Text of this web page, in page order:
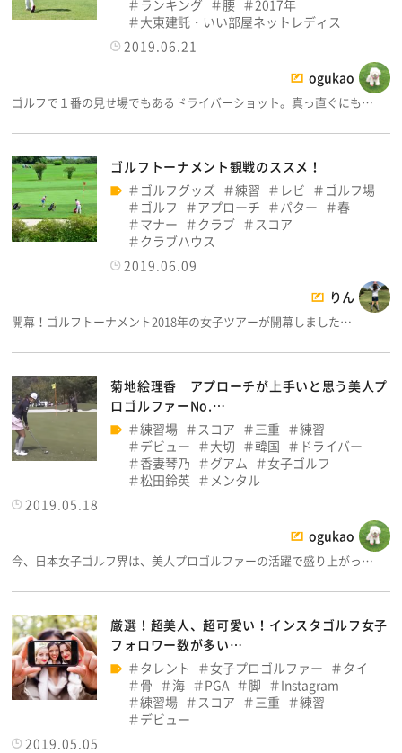
ランキング
腰
2017年
大東建託・いい部屋ネットレディス
2019.06.21
ogukao
ゴルフで１番の見せ場でもあるドライバーショット。真っ直ぐにも…
ゴルフトーナメント観戦のススメ！
ゴルフグッズ
練習 レビ
ゴルフ場
ゴルフ
アプローチ パター
春
マナー
クラブ
スコア
クラブハウス
2019.06.09
りん
開幕！ゴルフトーナメント2018年の女子ツアーが開幕しました…
菊地絵理香 アプローチが上手いと思う美人プ
ロゴルファーNo.…
練習場
スコア 三重
練習
デビュー
大切 韓国
ドライバー
香妻琴乃
グアム
女子ゴルフ
松田鈴英
メンタル
2019.05.18
ogukao
今、日本女子ゴルフ界は、美人プロゴルファーの活躍で盛り上がっ…
厳選！超美人、超可愛い！インスタゴルフ女子
フォロワー数が多い…
タレント
女子プロゴルファー
タイ
骨
海 PGA 脚
Instagram
練習場
スコア 三重
練習
デビュー
2019.05.05